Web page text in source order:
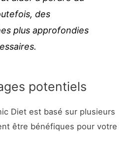
des
plus approfondies
potentiels
Diet est basé sur plusieurs
être bénéfiques pour votre